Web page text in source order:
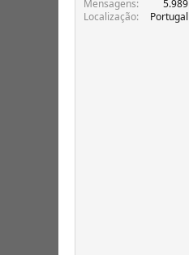
Mensagens
5.989
Localização
Portugal